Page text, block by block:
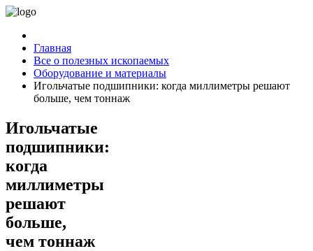
Главная
Все о полезных ископаемых
Оборудование и материалы
Игольчатые подшипники: когда миллиметры решают
больше, чем тоннаж
Игольчатые
подшипники:
когда
миллиметры
решают
больше,
чем тоннаж